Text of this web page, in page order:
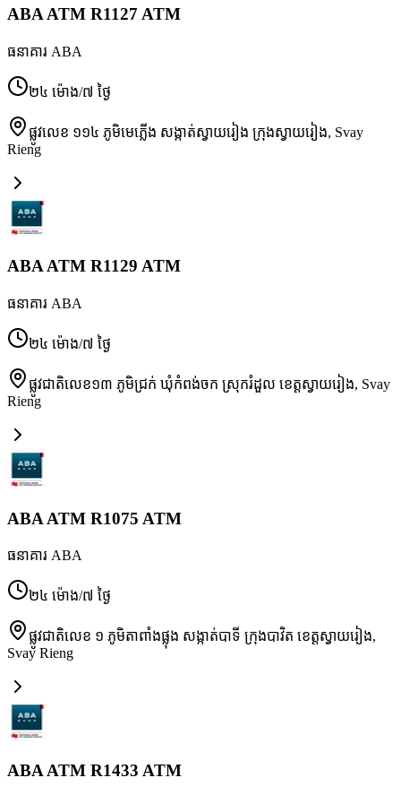
ABA ATM R1127 ATM
ធនាគារ ABA
២៤ ម៉ោង/៧ ថ្ងៃ
ផ្លូវលេខ ១១៤ ភូមិមេភ្លើង សង្កាត់ស្វាយរៀង ក្រុងស្វាយរៀង, Svay
Rieng
ABA ATM R1129 ATM
ធនាគារ ABA
២៤ ម៉ោង/៧ ថ្ងៃ
ផ្លូវជាតិលេខ១៣ ភូមិជ្រក់ ឃុំកំពង់ចក ស្រុករំដួល ខេត្តស្វាយរៀង, Svay
Rieng
ABA ATM R1075 ATM
ធនាគារ ABA
២៤ ម៉ោង/៧ ថ្ងៃ
ផ្លូវជាតិលេខ ១ ភូមិតាពាំងផ្លុង សង្កាត់បាទី ក្រុងបាវិត ខេត្តស្វាយរៀង,
Svay Rieng
ABA ATM R1433 ATM